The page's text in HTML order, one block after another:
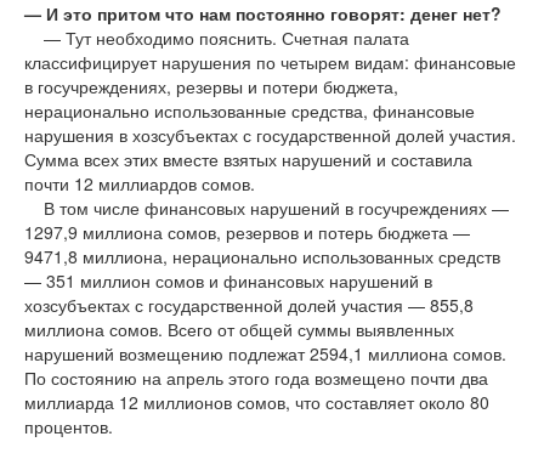
— И это притом что нам постоянно говорят: денег нет?
— Тут необходимо пояснить. Счетная палата
классифицирует нарушения по четырем видам: финансовые
в госучреждениях, резервы и потери бюджета,
нерационально использованные средства, финансовые
нарушения в хозсубъектах с государственной долей участия.
Сумма всех этих вместе взятых нарушений и составила
почти 12 миллиардов сомов.
В том числе финансовых нарушений в госучреждениях —
1297,9 миллиона сомов, резервов и потерь бюджета —
9471,8 миллиона, нерационально использованных средств
— 351 миллион сомов и финансовых нарушений в
хозсубъектах с государственной долей участия — 855,8
миллиона сомов. Всего от общей суммы выявленных
нарушений возмещению подлежат 2594,1 миллиона сомов.
По состоянию на апрель этого года возмещено почти два
миллиарда 12 миллионов сомов, что составляет около 80
процентов.